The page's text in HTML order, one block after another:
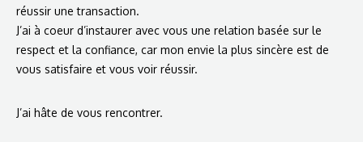
réussir une transaction.
J’ai à coeur d’instaurer avec vous une relation basée sur le
respect et la confiance, car mon envie la plus sincère est de
vous satisfaire et vous voir réussir.
J’ai hâte de vous rencontrer.